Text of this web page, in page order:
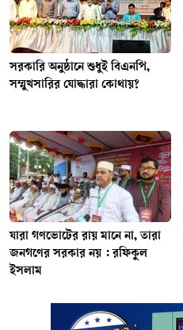
সরকারি অনুষ্ঠানে শুধুই বিএনপি,
সম্মুখসারির যোদ্ধারা কোথায়?
যারা গণভোটের রায় মানে না, তারা
জনগণের সরকার নয় : রফিকুল
ইসলাম